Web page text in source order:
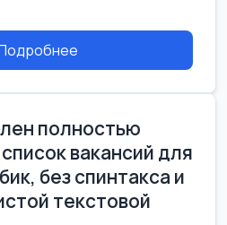
полностью
вакансий для
без спинтакса и
текстовой